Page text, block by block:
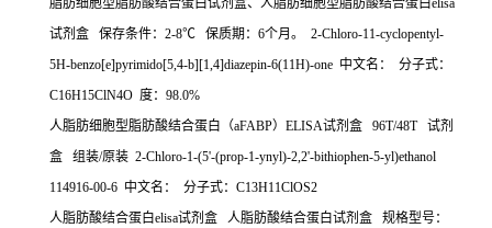
脂肪细胞型脂肪酸结合蛋白试剂盒、人脂肪细胞型脂肪酸结合蛋白elisa
试剂盒 保存条件：2-8℃ 保质期：6个月。 2-Chloro-11-cyclopentyl-
5H-benzo[e]pyrimido[5,4-b][1,4]diazepin-6(11H)-one 中文名： 分子式：
C16H15ClN4O 度：98.0%
人脂肪细胞型脂肪酸结合蛋白（aFABP）ELISA试剂盒 96T/48T 试剂
盒 组装/原装 2-Chloro-1-(5'-(prop-1-ynyl)-2,2'-bithiophen-5-yl)ethanol
114916-00-6 中文名： 分子式：C13H11ClOS2
人脂肪酸结合蛋白elisa试剂盒 人脂肪酸结合蛋白试剂盒 规格型号：